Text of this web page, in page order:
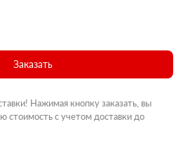
Заказать
Нажимая кнопку заказать, вы
стоимость с учетом доставки до